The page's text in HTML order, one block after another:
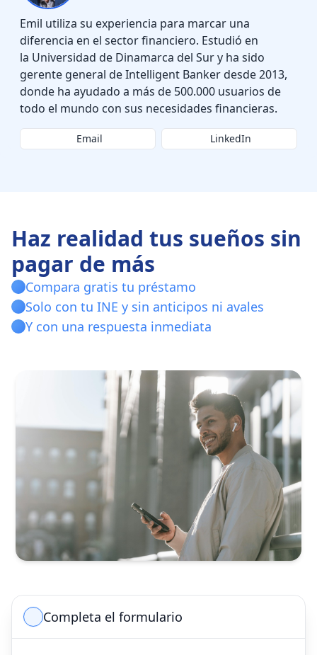
Emil utiliza su experiencia para marcar una
diferencia en el sector financiero. Estudió en
la Universidad de Dinamarca del Sur y ha sido
gerente general de Intelligent Banker desde 2013,
donde ha ayudado a más de 500.000 usuarios de
todo el mundo con sus necesidades financieras.
Email LinkedIn
Haz realidad tus sueños sin
pagar de más
Compara gratis tu préstamo
Solo con tu INE y sin anticipos ni avales
Y con una respuesta inmediata
Completa el formulario